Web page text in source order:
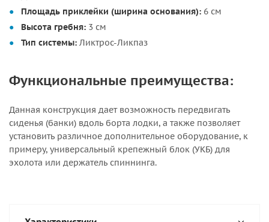
Площадь приклейки (ширина основания): 6 см
Высота гребня: 3 см
Тип системы: Ликтрос-Ликпаз
Функциональные преимущества:
Данная конструкция дает возможность передвигать
сиденья (банки) вдоль борта лодки, а также позволяет
установить различное дополнительное оборудование, к
примеру, универсальный крепежный блок (УКБ) для
эхолота или держатель спиннинга.